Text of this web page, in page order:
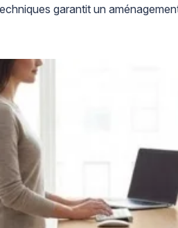
garantit un